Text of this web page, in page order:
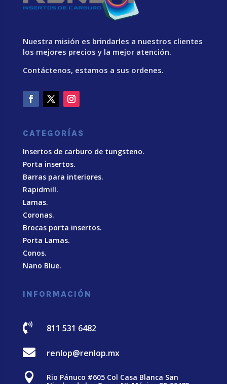
Nuestra misión es brindarles a nuestros clientes
los mejores precios y la mejor atención.
Contáctenos, estamos a sus ordenes.
CATEGORÍAS
Insertos de carburo de tungsteno.
Porta insertos.
Barras para interiores.
Rapidmill.
Lamas.
Coronas.
Brocas porta insertos.
Porta Lamas.
Conos.
Nano Blue.
INFORMACIÓN
 811 531 6482
 renlop@renlop.mx

Rio Pánuco #605 Col Casa Blanca San